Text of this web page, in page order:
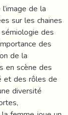
de la
sur les chaines
des
des
de la
en scène des
et des rôles de
diversité